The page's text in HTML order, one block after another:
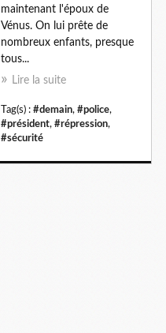
maintenant l'époux de
Vénus. On lui prête de
nombreux enfants, presque
tous...
Lire la suite
Tag(s) : #demain, #police,
#président, #répression,
#sécurité